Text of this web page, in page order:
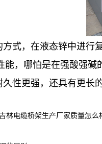
式，在液态锌中进行
，哪怕是在强酸强碱
性更强，还具有更
林电缆桥架生产厂家质量怎